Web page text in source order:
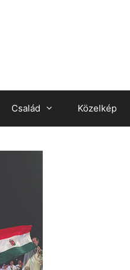
Család Közelkép